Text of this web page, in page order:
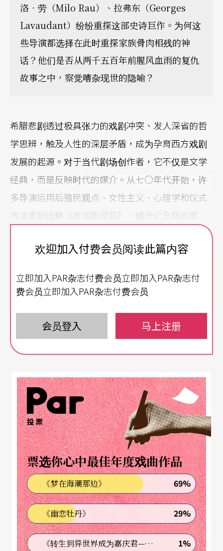
洛．劳（Milo Rau）、拉弗东（Georges
Lavaudant）纷纷重探这部史诗巨作。为何这
些导演都选择在此时重探家族骨肉相残的神
话？他们是否从两千五百年前腥风血雨的复仇
故事之中，察觉嘈杂现世的隐喻？
希腊悲剧透过极具张力的戏剧冲突、发人深省的哲
学思辨，触及人性的深层矛盾，成为孕育西方戏剧
发展的起源。对于当代剧场创作者，它不仅是文学
经典，而是反映时代的媒介。从七○年代开始，许
多导演运用后殖民观点、女性主义、心理学和仪式
表演重新诠释《奥瑞斯提亚》，赋予它全新的意
版本（1980/1994）、莫虚金（Ariane Mnouchkin
等。尽管每个改编版本皆大相迳庭，但它们都突显
感性，当这两种对立的意识形态产生无法化解的冲
突时，会对群体造成何种骤变？一个社会如何从旧
体制解脱，建立全新的秩序？在这样的过渡时期，
什么是正义的价值？该坚守何种审判制度？
希腊悲剧家不同的切入视角
希腊悲剧家埃斯库罗斯（Eschyle）、索弗克里斯
（Sophocle）与尤里比底斯（Euripide）都描绘过
阿里斯特家族错综复杂的爱恨纠葛。为了顺利出
征，希腊联军统帅阿卡曼侬（Agamemnon）不惜
牺牲长女，将她献祭给神明，以求风平浪静。自特
洛伊凯旋归国后，他才发现衔悲茹恨的妻子早已与
堂弟结盟，策划杀夫。惨案之后，阿卡曼侬的女儿
欢迎加入付费会员阅读此篇内容
立即加入PAR杂志付费会员立即加入PAR杂志付
费会员立即加入PAR杂志付费会员
会员登入 马上注册
投票
票选你心中最佳年度戏曲作品
《梦在海潮那边》 69%
《幽恋牡丹》 29%
《转生到异世界成为嘉庆君—发现我的祖先是诈骗集团!?》 1%